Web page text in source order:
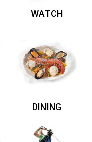
WATCH
DINING